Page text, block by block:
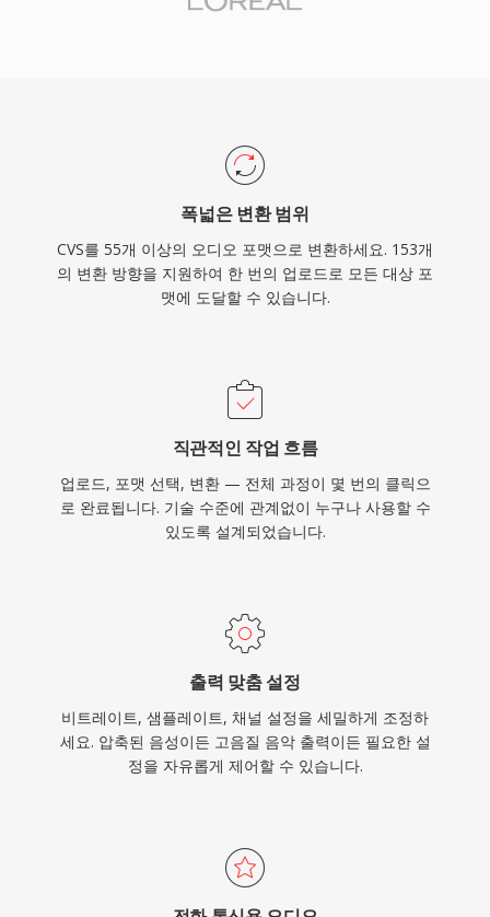
폭넓은 변환 범위
CVS를 55개 이상의 오디오 포맷으로 변환하세요. 153개
의 변환 방향을 지원하여 한 번의 업로드로 모든 대상 포
맷에 도달할 수 있습니다.
직관적인 작업 흐름
업로드, 포맷 선택, 변환 — 전체 과정이 몇 번의 클릭으
로 완료됩니다. 기술 수준에 관계없이 누구나 사용할 수
있도록 설계되었습니다.
출력 맞춤 설정
비트레이트, 샘플레이트, 채널 설정을 세밀하게 조정하
세요. 압축된 음성이든 고음질 음악 출력이든 필요한 설
정을 자유롭게 제어할 수 있습니다.